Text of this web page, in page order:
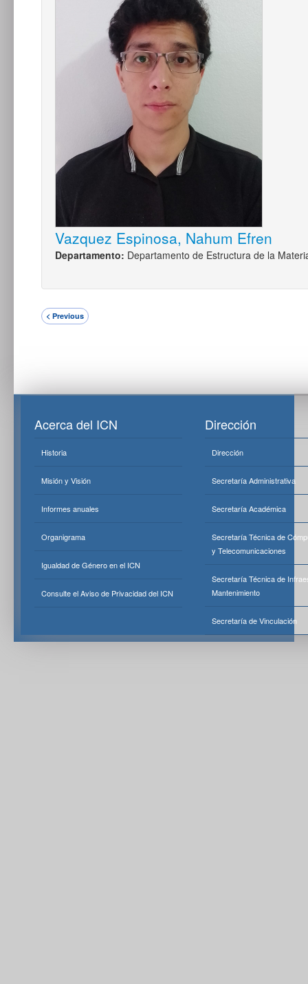
Vazquez Espinosa, Nahum Efren
Departamento: Departamento de Estructura de la
< Previous
Acerca del ICN
Historia
Misión y Visión
Informes anuales
Organigrama
Igualdad de Género en el ICN
Consulte el Aviso de Privacidad del ICN
Dirección
Dirección
Secretaría Administrativa
Secretaría Académica
Secretaría Técnica de
y Telecomunicaciones
Secretaría Técnica de
Mantenimiento
Secretaría de Vinculación